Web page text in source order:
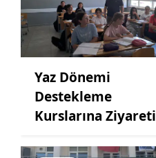
Yaz Dönemi
Destekleme
Kurslarına Ziyareti